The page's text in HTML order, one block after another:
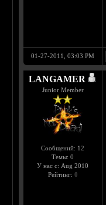
01-27-2011, 03:03 PM
LANGAMER
Junior Member
Сообщений: 12
Темы: 0
У нас с: Aug 2010
Рейтинг: 0